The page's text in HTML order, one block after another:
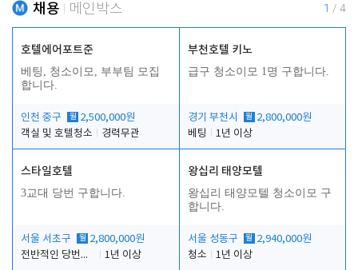
채용 메인박스 1 / 4
호텔에어포트준
베팅, 청소이모, 부부팀 모집
합니다.
인천 중구 월 2,500,000원
객실 및 호텔청소
경력무관
부천호텔 키노
급구 청소이모 1명 구합니다.
경기 부천시 월 2,800,000원
베팅
1년 이상
스타일호텔
3교대 당번 구합니다.
서울 서초구 월 2,800,000원
전반적인 당번업무
1년 이상
왕십리 태양모텔
왕십리 태양모텔 청소이모 구
합니다.
서울 성동구 월 2,940,000원
청소
1년 이상